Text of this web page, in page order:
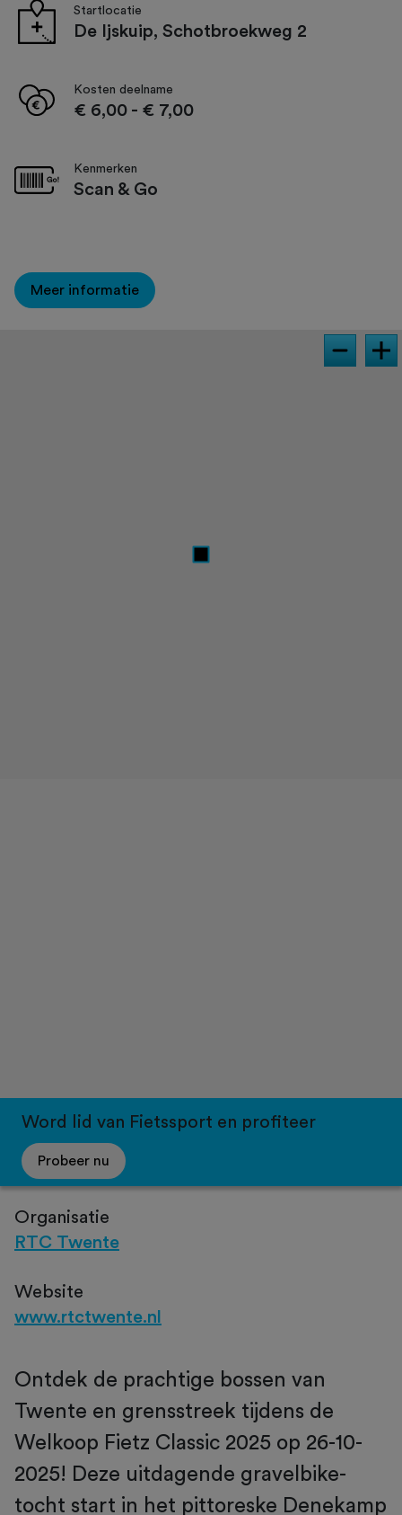
Startlocatie
De Ijskuip, Schotbroekweg 2
Kosten deelname
€ 6,00 - € 7,00
Kenmerken
Scan & Go
Meer informatie
Word lid van Fietssport en profiteer
Probeer nu
Organisatie
RTC Twente
Website
www.rtctwente.nl
Ontdek de prachtige bossen van
Twente en grensstreek tijdens de
Welkoop Fietz Classic 2025 op 26-10-
2025! Deze uitdagende gravelbike-
tocht start in het pittoreske Denekamp